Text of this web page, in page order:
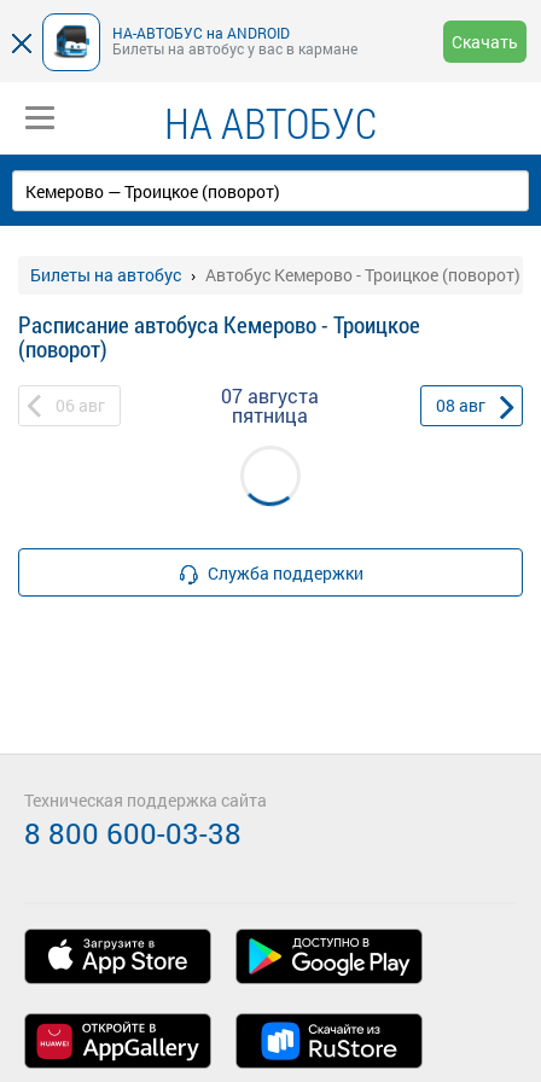
НА-АВТОБУС на ANDROID
Билеты на автобус у вас в кармане
Скачать
НА АВТОБУС
Билеты на автобус Автобус Кемерово - Троицкое (поворот)
Расписание автобуса Кемерово - Троицкое
(поворот)
06 авг 07 августа
пятница 08 авг
Служба поддержки
Техническая поддержка сайта
8 800 600-03-38